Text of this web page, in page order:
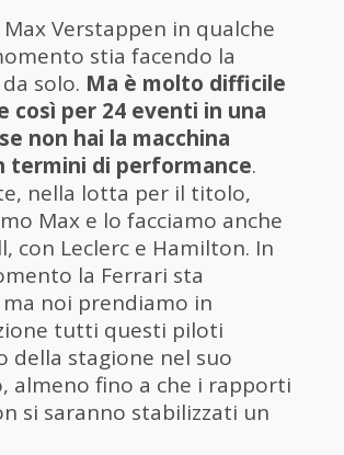
Max Verstappen in qualche
stia facendo la
solo. Ma è molto difficile
così per 24 eventi in una
non hai la macchina
termini di performance.
nella lotta per il titolo,
Max e lo facciamo anche
con Leclerc e Hamilton. In
la Ferrari sta
noi prendiamo in
tutti questi piloti
della stagione nel suo
almeno fino a che i rapporti
si saranno stabilizzati un